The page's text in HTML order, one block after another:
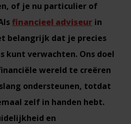
of je nu particulier of
financieel adviseur in
belangrijk dat je precies
kunt verwachten. Ons doel
wereld te creëren
ondersteunen, totdat
zelf in handen hebt.
en